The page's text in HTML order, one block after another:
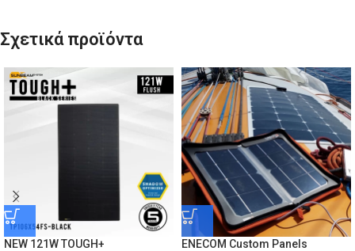
Σχετικά προϊόντα
NEW 121W TOUGH+ ENECOM Custom Panels